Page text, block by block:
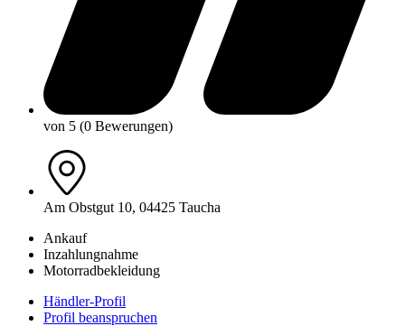
von 5 (0 Bewerungen)
Am Obstgut 10, 04425 Taucha
Ankauf
Inzahlungnahme
Motorradbekleidung
Händler-Profil
Profil beanspruchen